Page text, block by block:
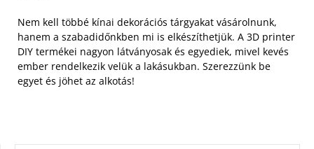
Nem kell többé kínai dekorációs tárgyakat vásárolnunk,
hanem a szabadidőnkben mi is elkészíthetjük. A 3D printer
DIY termékei nagyon látványosak és egyediek, mivel kevés
ember rendelkezik velük a lakásukban. Szerezzünk be
egyet és jöhet az alkotás!